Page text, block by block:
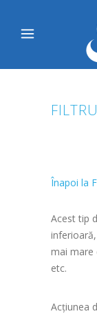
Înapoi la
Acest tip
mai mare
etc.
Acţiunea